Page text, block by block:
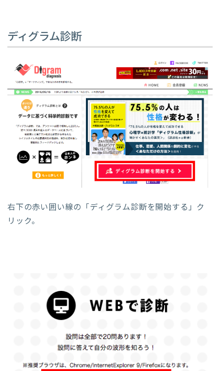
ディグラム診断
右下の赤い囲い線の「ディグラム診断を開始する」ク
リック。